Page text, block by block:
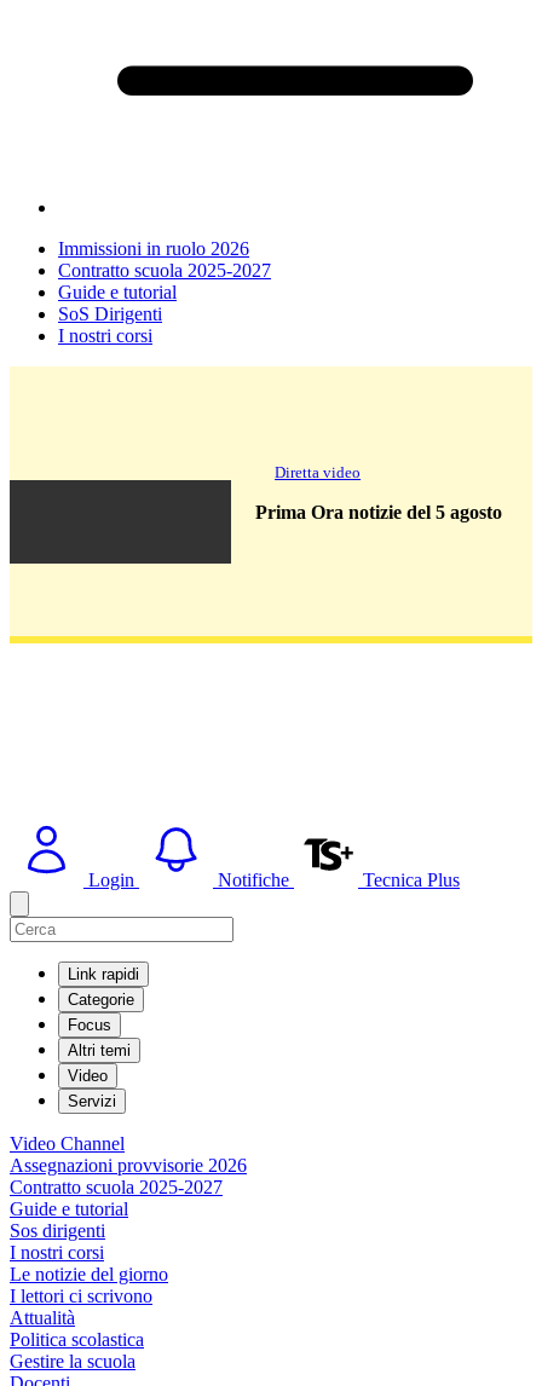
Immissioni in ruolo 2026
Contratto scuola 2025-2027
Guide e tutorial
SoS Dirigenti
I nostri corsi
Diretta video
Prima Ora notizie del 5 agosto
Login Notifiche Tecnica Plus
Link rapidi
Categorie
Focus
Altri temi
Video
Servizi
Video Channel
Assegnazioni provvisorie 2026
Contratto scuola 2025-2027
Guide e tutorial
Sos dirigenti
I nostri corsi
Le notizie del giorno
I lettori ci scrivono
Attualità
Politica scolastica
Gestire la scuola